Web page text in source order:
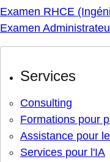
Examen RHCE
Examen
Services
Consulting
Formations pour
Assistance pour
Services pour l'IA